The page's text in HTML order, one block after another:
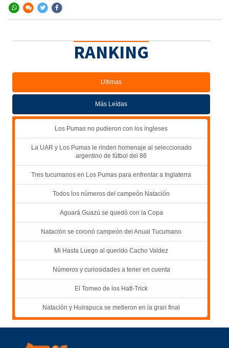
RANKING
Ultimas
Más Leídas
Los Pumas no pudieron con los ingleses
La UAR y Los Pumas le rinden homenaje al seleccionado
argentino de fútbol del 86
Tres tucumanos en Los Pumas para enfrentar a Inglaterra
Todos los números del campeón Natación
Aguará Guazú se quedó con la Copa
Natación se coronó campeón del Anual Tucumano
Mi Hasta Luego al querido Cacho Valdez
Números y curiosidades a tener en cuenta
El Torneo de los Hatt-Trick
Natación y Huirapuca se metieron en la gran final